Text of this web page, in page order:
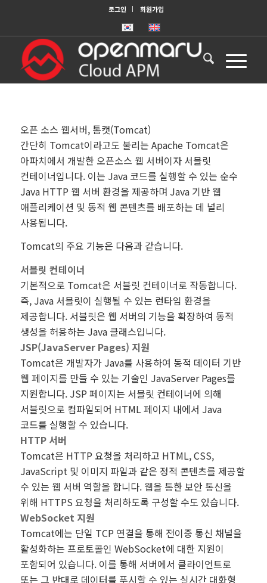
로그인 회원가입
오픈 소스 웹서버, 톰캣(Tomcat)
간단히 Tomcat이라고도 불리는 Apache Tomcat은
아파치에서 개발한 오픈소스 웹 서버이자 서블릿
컨테이너입니다. 이는 Java 코드를 실행할 수 있는 순수
Java HTTP 웹 서버 환경을 제공하며 Java 기반 웹
애플리케이션 및 동적 웹 콘텐츠를 배포하는 데 널리
사용됩니다.
Tomcat의 주요 기능은 다음과 같습니다.
서블릿 컨테이너
기본적으로 Tomcat은 서블릿 컨테이너로 작동합니다.
즉, Java 서블릿이 실행될 수 있는 런타임 환경을
제공합니다. 서블릿은 웹 서버의 기능을 확장하여 동적
생성을 허용하는 Java 클래스입니다.
JSP(JavaServer Pages) 지원
Tomcat은 개발자가 Java를 사용하여 동적 데이터 기반
웹 페이지를 만들 수 있는 기술인 JavaServer Pages를
지원합니다. JSP 페이지는 서블릿 컨테이너에 의해
서블릿으로 컴파일되어 HTML 페이지 내에서 Java
코드를 실행할 수 있습니다.
HTTP 서버
Tomcat은 HTTP 요청을 처리하고 HTML, CSS,
JavaScript 및 이미지 파일과 같은 정적 콘텐츠를 제공할
수 있는 웹 서버 역할을 합니다. 웹을 통한 보안 통신을
위해 HTTPS 요청을 처리하도록 구성할 수도 있습니다.
WebSocket 지원
Tomcat에는 단일 TCP 연결을 통해 전이중 통신 채널을
활성화하는 프로토콜인 WebSocket에 대한 지원이
포함되어 있습니다. 이를 통해 서버에서 클라이언트로
또는 그 반대로 데이터를 푸시할 수 있는 실시간 대화형